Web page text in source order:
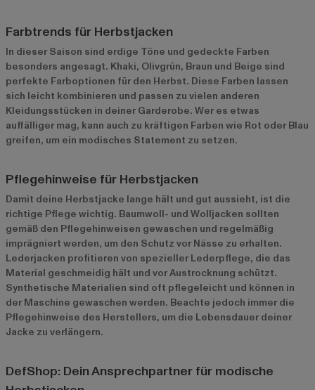
Farbtrends für Herbstjacken
In dieser Saison sind erdige Töne und gedeckte Farben
besonders angesagt. Khaki, Olivgrün, Braun und Beige sind
perfekte Farboptionen für den Herbst. Diese Farben lassen
sich leicht kombinieren und passen zu vielen anderen
Kleidungsstücken in deiner Garderobe. Wer es etwas
auffälliger mag, kann auch zu kräftigen Farben wie Rot oder Blau
greifen, um ein modisches Statement zu setzen.
Pflegehinweise für Herbstjacken
Damit deine Herbstjacke lange hält und gut aussieht, ist die
richtige Pflege wichtig. Baumwoll- und Wolljacken sollten
gemäß den Pflegehinweisen gewaschen und regelmäßig
imprägniert werden, um den Schutz vor Nässe zu erhalten.
Lederjacken profitieren von spezieller Lederpflege, die das
Material geschmeidig hält und vor Austrocknung schützt.
Synthetische Materialien sind oft pflegeleicht und können in
der Maschine gewaschen werden. Beachte jedoch immer die
Pflegehinweise des Herstellers, um die Lebensdauer deiner
Jacke zu verlängern.
DefShop: Dein Ansprechpartner für modische